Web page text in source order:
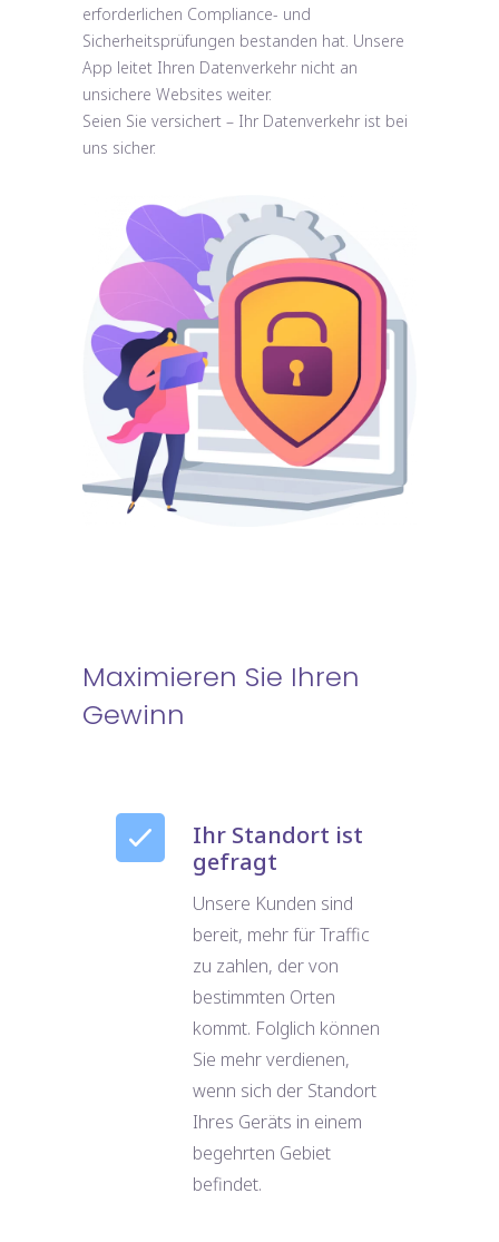
erforderlichen Compliance- und
Sicherheitsprüfungen bestanden hat. Unsere
App leitet Ihren Datenverkehr nicht an
unsichere Websites weiter.
Seien Sie versichert – Ihr Datenverkehr ist bei
uns sicher.
Maximieren Sie Ihren
Gewinn
Ihr Standort ist
gefragt
Unsere Kunden sind
bereit, mehr für Traffic
zu zahlen, der von
bestimmten Orten
kommt. Folglich können
Sie mehr verdienen,
wenn sich der Standort
Ihres Geräts in einem
begehrten Gebiet
befindet.